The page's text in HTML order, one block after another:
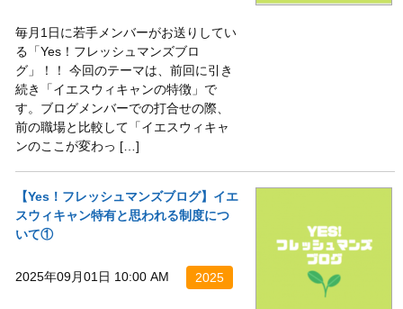
毎月1日に若手メンバーがお送りしてい
る「Yes！フレッシュマンズブロ
グ」！！ 今回のテーマは、前回に引き
続き「イエスウィキャンの特徴」で
す。ブログメンバーでの打合せの際、
前の職場と比較して「イエスウィキャ
ンのここが変わっ […]
【Yes！フレッシュマンズブログ】イエ
スウィキャン特有と思われる制度につ
いて①
2025年09月01日 10:00 AM 2025